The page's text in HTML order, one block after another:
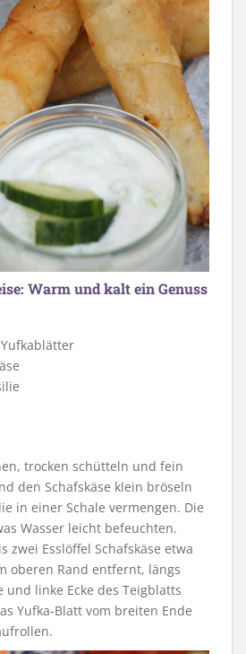
Warm und kalt ein Genuss
trocken schütteln und fein
den Schafskäse klein bröseln
in einer Schale vermengen. Die
Wasser leicht befeuchten.
zwei Esslöffel Schafskäse etwa
oberen Rand entfernt, längs
linke Ecke des Teigblatts
Yufka-Blatt vom breiten Ende